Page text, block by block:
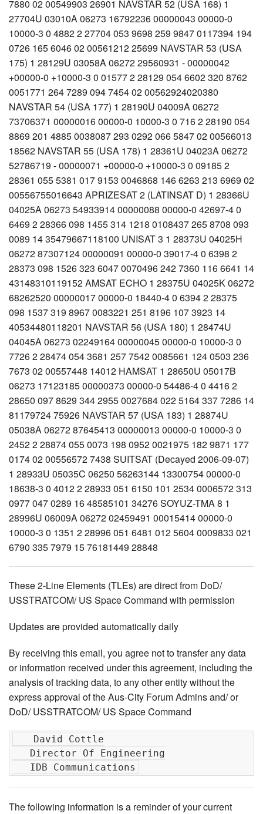
These 2-Line Elements (TLEs) are direct from DoD/
USSTRATCOM/ US Space Command with permission
Updates are provided automatically daily
By receiving this email, you agree not to transfer any data
or information received under this agreement, including the
analysis of tracking data, to any other entity without the
express approval of the Aus-City Forum Admins and/ or
DoD/ USSTRATCOM/ US Space Command
The following information is a reminder of your current